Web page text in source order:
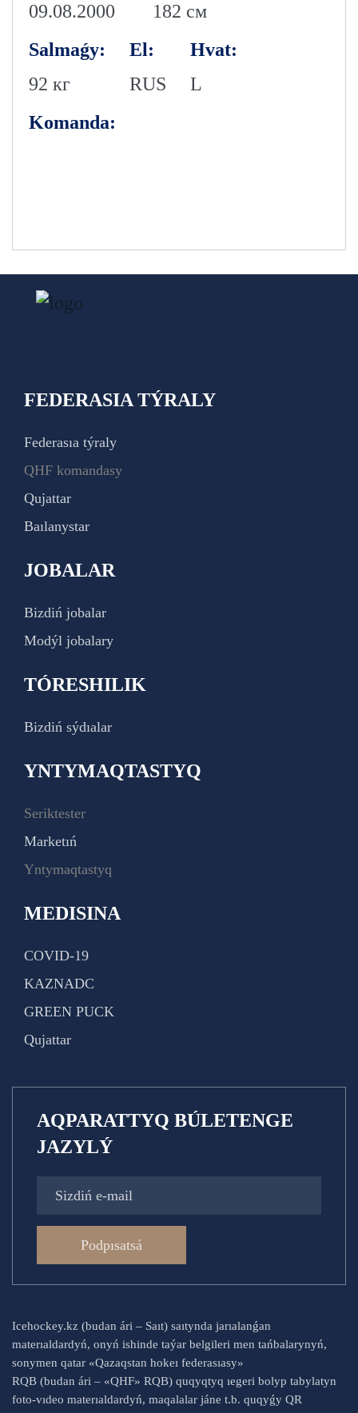
09.08.2000
182 см
Salmaǵy:
92 кг
El:
RUS
Hvat:
L
Komanda:
FEDERASIA TÝRALY
Federasıa týraly
QHF komandasy
Qujattar
Baılanystar
JOBALAR
Bizdiń jobalar
Modýl jobalary
TÓRESHILIK
Bizdiń sýdıalar
YNTYMAQTASTYQ
Seriktester
Marketıń
Yntymaqtastyq
MEDISINA
COVID-19
KAZNADC
GREEN PUCK
Qujattar
AQPARATTYQ BÚLETENGE
JAZYLÝ
Podpısatsá
Icehockey.kz (budan ári – Saıt) saıtynda jarıalanǵan
materıaldardyń, onyń ishinde taýar belgileri men tańbalarynyń,
sonymen qatar «Qazaqstan hokeı federasıasy»
RQB (budan ári – «QHF» RQB) quqyqtyq ıegeri bolyp tabylatyn
foto-vıdeo materıaldardyń, maqalalar jáne t.b. quqyǵy QR